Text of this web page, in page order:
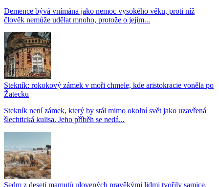
Demence bývá vnímána jako nemoc vysokého věku, proti níž
člověk nemůže udělat mnoho, protože o jejím...
Stekník: rokokový zámek v moři chmele, kde aristokracie voněla po
Žatecku
Stekník není zámek, který by stál mimo okolní svět jako uzavřená
šlechtická kulisa. Jeho příběh se nedá...
Sedm z deseti mamutů ulovených pravěkými lidmi tvořily samice.